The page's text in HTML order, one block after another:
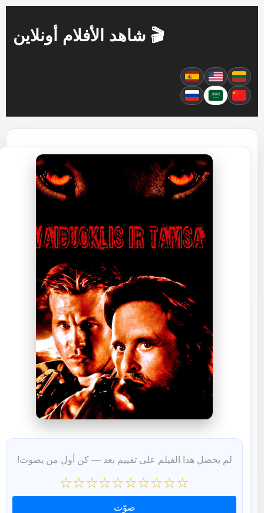
🎬 شاهد الأفلام أونلاين
لم يحصل هذا الفيلم على تقييم بعد — كن أول من يصوت!
☆
☆
☆
☆
☆
☆
☆
☆
☆
☆
صوّت